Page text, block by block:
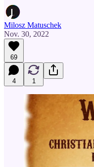
Milosz Matuschek
Nov. 30, 2022
69
4 1